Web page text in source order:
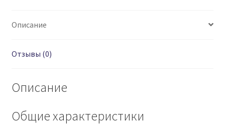
Описание
Отзывы (0)
Описание
Общие характеристики